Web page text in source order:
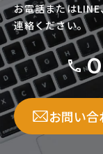
お電話または
連絡ください。
お問い